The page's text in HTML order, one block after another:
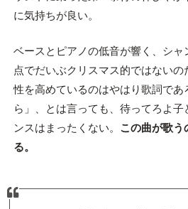
に気持ちが良い。
ベースとピアノの低音が響く、シ
点でだいぶクリスマス的ではない
性を高めているのはやはり歌詞で
ら」、とは言っても、待ってろよ
ンスはまったくない。 この曲が歌う
る。